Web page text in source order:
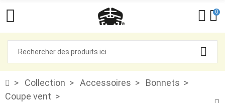
0
Collection Accessoires
Bonnets
Coupe vent